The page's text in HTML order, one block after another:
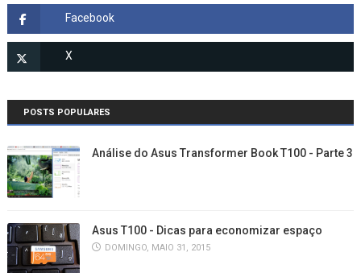
POSTS POPULARES
Análise do Asus Transformer Book T100 - Parte 3
Asus T100 - Dicas para economizar espaço
DOMINGO, MAIO 31, 2015